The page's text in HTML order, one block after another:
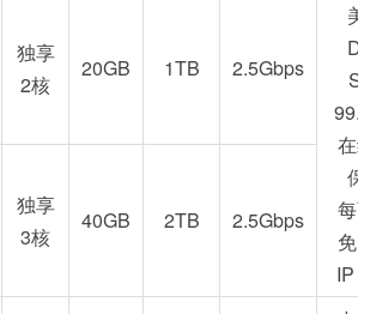
独享
2核
20GB 1TB 2.5Gbps
在
每
免
IP
独享
3核
40GB 2TB 2.5Gbps